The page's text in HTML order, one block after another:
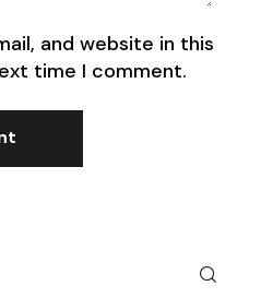
and website in this
time I comment.